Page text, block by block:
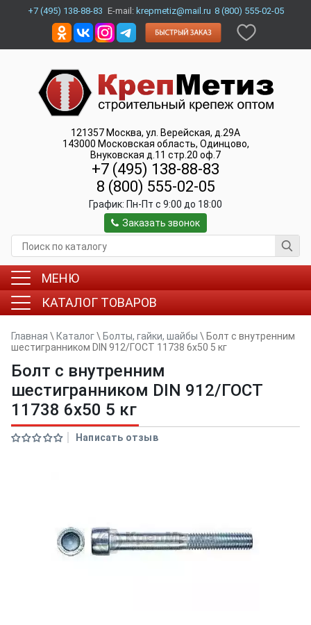
+7 (495) 138-88-83 E-mail: krepmetiz@mail.ru 8 (800) 555-02-05
121357 Москва, ул. Верейская, д.29А
143000 Московская область, Одинцово,
Внуковская д.11 стр.20 оф.7
+7 (495) 138-88-83
8 (800) 555-02-05
График: Пн-Пт c 9:00 до 18:00
Заказать звонок
МЕНЮ
КАТАЛОГ ТОВАРОВ
Главная \ Каталог\ Болты, гайки, шайбы \ Болт с внутренним
шестигранником DIN 912/ГОСТ 11738 6х50 5 кг
Болт с внутренним
шестигранником DIN 912/ГОСТ
11738 6х50 5 кг
Написать отзыв